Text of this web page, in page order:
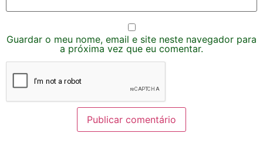
Guardar o meu nome, email e site neste navegador para
a próxima vez que eu comentar.